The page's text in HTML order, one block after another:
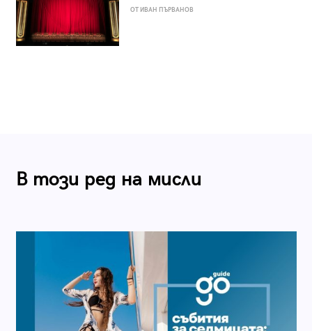
ОТ ИВАН ПЪРВАНОВ
В този ред на мисли